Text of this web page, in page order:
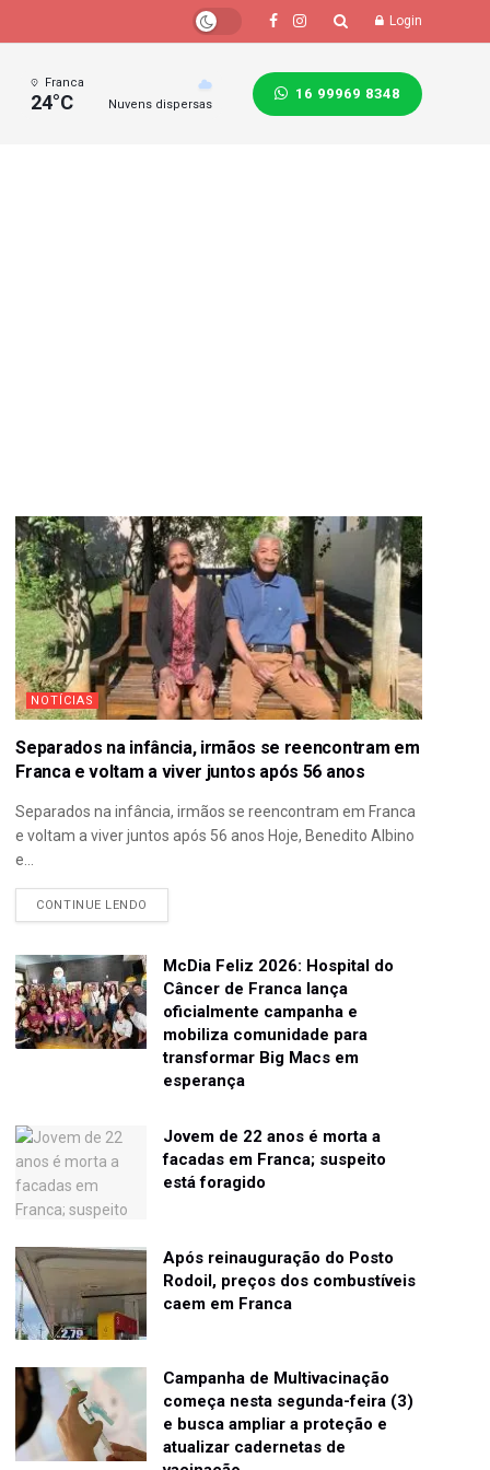
Login
Franca
24°C Nuvens dispersas
16 99969 8348
NOTÍCIAS
Separados na infância, irmãos se reencontram em
Franca e voltam a viver juntos após 56 anos
Separados na infância, irmãos se reencontram em Franca
e voltam a viver juntos após 56 anos Hoje, Benedito Albino
e...
CONTINUE LENDO
McDia Feliz 2026: Hospital do
Câncer de Franca lança
oficialmente campanha e
mobiliza comunidade para
transformar Big Macs em
esperança
Jovem de 22 anos é morta a
facadas em Franca; suspeito
está foragido
Após reinauguração do Posto
Rodoil, preços dos combustíveis
caem em Franca
Campanha de Multivacinação
começa nesta segunda-feira (3)
e busca ampliar a proteção e
atualizar cadernetas de